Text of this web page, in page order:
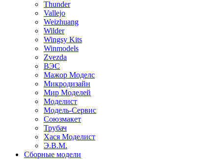
Thunder
Vallejo
Weizhuang
Wilder
Wingsy Kits
Winmodels
Zvezda
ВЭС
Мажор Моделс
Микродизайн
Мир Моделей
Моделист
Модель-Сервис
Союзмакет
Трубач
Хася Моделист
Э.В.М.
Сборные модели